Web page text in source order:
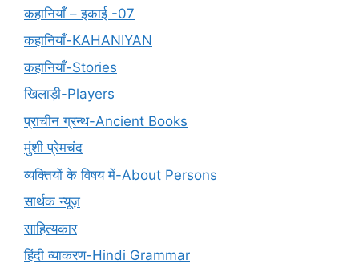
कहानियाँ – इकाई -07
कहानियाँ-KAHANIYAN
कहानियाँ-Stories
खिलाड़ी-Players
प्राचीन ग्रन्थ-Ancient Books
मुंशी प्रेमचंद
व्यक्तियों के विषय में-About Persons
सार्थक न्यूज़
साहित्यकार
हिंदी व्याकरण-Hindi Grammar